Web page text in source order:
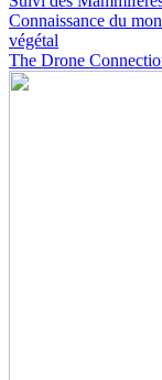
Connaissance du
végétal
The Drone